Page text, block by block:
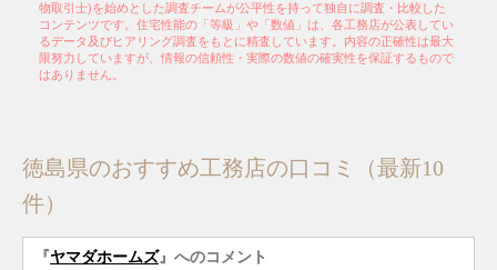
物取引士)を始めとした調査チームが公平性を持って独自に調査・比較した
コンテンツです。住宅性能の「等級」や「数値」は、各工務店が公表してい
るデータ及びヒアリング調査をもとに精査しています。内容の正確性は最大
限努力していますが、情報の信頼性・実際の数値の確実性を保証するもので
はありません。
徳島県のおすすめ工務店の口コミ（最新10
件）
『ヤマダホームズ』へのコメント